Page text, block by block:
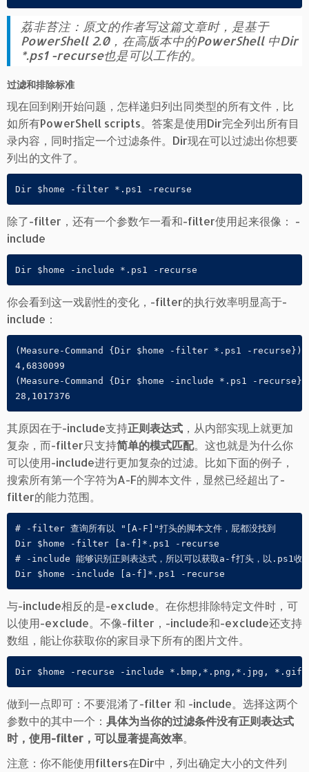
荔非苔注：原文的作者写这篇文章时，是基于
PowerShell 2.0，在高版本中的PowerShell 中Dir
*.ps1 -recurse也是可以工作的。
过滤和排除标准
现在回到刚开始问题，怎样递归列出同类型的所有文件，比
如所有PowerShell scripts。答案是使用Dir完全列出所有目
录内容，同时指定一个过滤条件。Dir现在可以过滤出你想要
列出的文件了。
Dir $home -filter *.ps1 -recurse
除了-filter，还有一个参数乍一看和-filter使用起来很像： -
include
Dir $home -include *.ps1 -recurse
你会看到这一戏剧性的变化，-filter的执行效率明显高于-
include：
(Measure-Command {Dir $home -filter *.ps1 -
4,6830099
(Measure-Command {Dir $home -include *.ps1 -
28,1017376
其原因在于-include支持正则表达式 ，从内部实现上就更加
复杂，而-filter只支持简单的模式匹配。这也就是为什么你
可以使用-include进行更加复杂的过滤。比如下面的例子，
搜索所有第一个字符为A-F的脚本文件，显然已经超出了-
filter的能力范围。
# -filter 查询所有以 "[A-F]"打头的脚本文件，屁都没找到
Dir $home -filter [a-f]*.ps1 -recurse
# -include 能够识别正则表达式，所以可以获取a-f打头，以.ps1收
Dir $home -include [a-f]*.ps1 -recurse
与-include相反的是-exclude。在你想排除特定文件时，可
以使用-exclude。不像-filter，-include和-exclude还支持
数组，能让你获取你的家目录下所有的图片文件。
Dir $home -recurse -include *.bmp,*.png,*.jpg, *.gif
做到一点即可：不要混淆了-filter 和 -include。选择这两个
参数中的其中一个： 具体为当你的过滤条件没有正则表达式
时，使用-filter，可以显著提高效率。
注意：你不能使用filters在Dir中，列出确定大小的文件列